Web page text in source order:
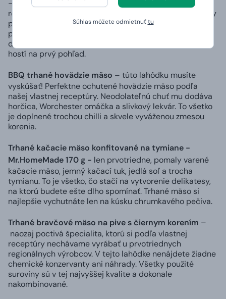
Súhlas môžete odmietnuťtu
– plnia funkciu klasického ľadu bez toho, aby
rozpúšťaním menili chuť nápoja. Medzi ich ďalšie výhody
patrí to, že neplávajú na hladine, ale potopia sa na dno
pohára, a preto neprekážajú pri konzumácii. Originálny
dizajn pripomína kamenné kocky a zaujme tak vašich
hostí na prvý pohľad.
BBQ trhané hovädzie mäso – túto lahôdku musíte
vyskúšať! Perfektne ochutené hovädzie mäso podľa
našej vlastnej receptúry. Neodolateľnú chuť mu dodáva
horčica, Worchester omáčka a slivkový lekvár. To všetko
je doplnené trochou chilli a skvele vyváženou zmesou
korenia.
Trhané kačacie mäso konfitované na tymiane -
Mr.HomeMade 170 g - len prvotriedne, pomaly varené
kačacie mäso, jemný kačací tuk, jedlá soľ a trocha
tymianu. To je všetko, čo stačí na vytvorenie delikatesy,
na ktorú budete ešte dlho spomínať. Trhané mäso si
najlepšie vychutnáte len na kúsku chrumkavého pečiva.
Trhané bravčové mäso na pive s čiernym korením –
naozaj poctivá špecialita, ktorú si podľa vlastnej
receptúry nechávame vyrábať u prvotriednych
regionálnych výrobcov. V tejto lahôdke nenájdete žiadne
chemické konzervanty ani náhrady. Všetky použité
suroviny sú v tej najvyššej kvalite a dokonale
nakombinované.